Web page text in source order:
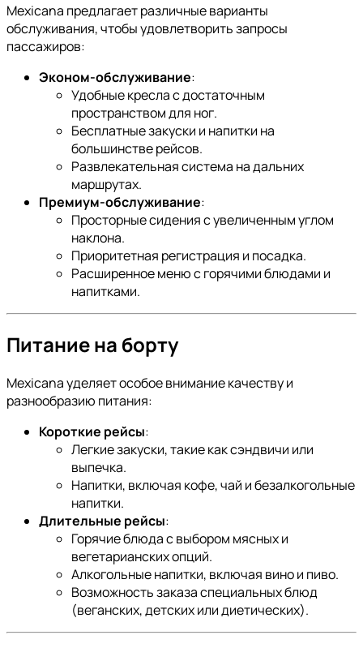
Mexicana предлагает различные варианты
обслуживания, чтобы удовлетворить запросы
пассажиров:
Эконом-обслуживание:
Удобные кресла с достаточным
пространством для ног.
Бесплатные закуски и напитки на
большинстве рейсов.
Развлекательная система на дальних
маршрутах.
Премиум-обслуживание:
Просторные сидения с увеличенным углом
наклона.
Приоритетная регистрация и посадка.
Расширенное меню с горячими блюдами и
напитками.
Питание на борту
Mexicana уделяет особое внимание качеству и
разнообразию питания:
Короткие рейсы:
Легкие закуски, такие как сэндвичи или
выпечка.
Напитки, включая кофе, чай и безалкогольные
напитки.
Длительные рейсы:
Горячие блюда с выбором мясных и
вегетарианских опций.
Алкогольные напитки, включая вино и пиво.
Возможность заказа специальных блюд
(веганских, детских или диетических).